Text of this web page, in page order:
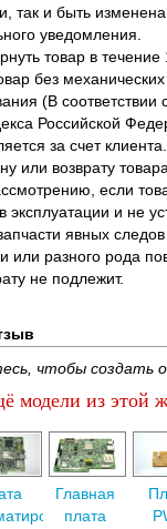
так и быть
уведомления.
товар в
без
(В соответствии
Российской
за счет клиента.
или возврату
если
эксплуатации и не
явных следов
или разного рода
не подлежит.
чтобы создать
модели из этой
Главная
плата